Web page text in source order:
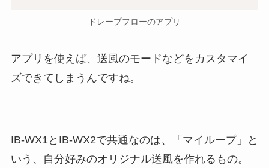
ドレープフローのアプリ
アプリを使えば、送風のモードなどをカスタマイ
ズできてしまうんですね。
IB-WX1とIB-WX2で共通なのは、「マイループ」と
いう、自分好みのオリジナル送風を作れるもの。